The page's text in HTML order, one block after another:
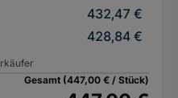
432,47 €
428,84 €
Gesamt (447,00 € / Stück)